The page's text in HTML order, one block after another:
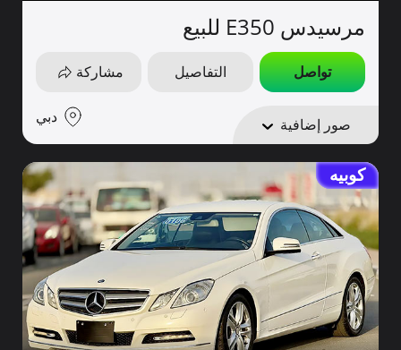
مرسيدس E350 للبيع
تواصل التفاصيل مشاركة
صور إضافية دبي
كوبيه